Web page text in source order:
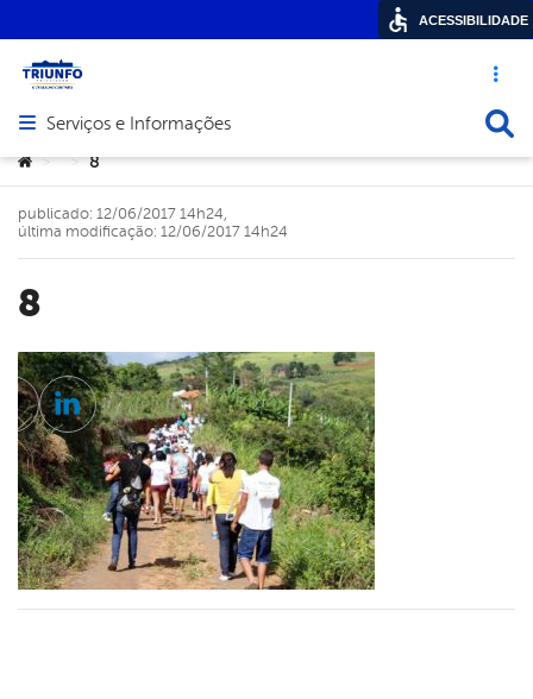
Acesso
Abrir menu principal de navegação
Serviços e Informações
Você está aqui:
> > 8
8
publicado: 12/06/2017 14h24,
última modificação: 12/06/2017 14h24
Twitter
Linkedin
ACESSIBILIDADE